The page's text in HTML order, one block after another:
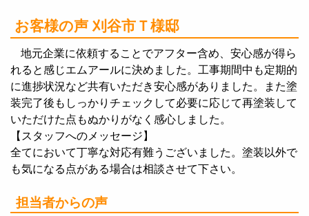
お客様の声 刈谷市Ｔ様邸
地元企業に依頼することでアフター含め、安心感が得ら
れると感じエムアールに決めました。工事期間中も定期的
に進捗状況など共有いただき安心感がありました。また塗
装完了後もしっかりチェックして必要に応じて再塗装して
いただけた点もぬかりがなく感心しました。
【スタッフへのメッセージ】
全てにおいて丁寧な対応有難うございました。塗装以外で
も気になる点がある場合は相談させて下さい。
担当者からの声